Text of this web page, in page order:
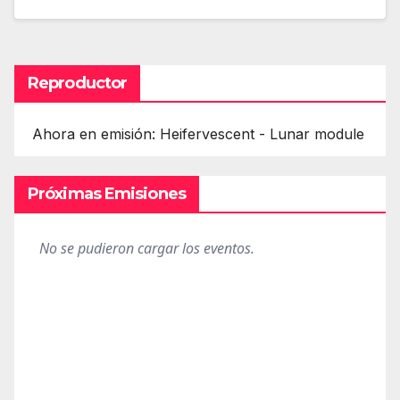
Reproductor
Ahora en emisión: Heifervescent - Lunar module
Próximas Emisiones